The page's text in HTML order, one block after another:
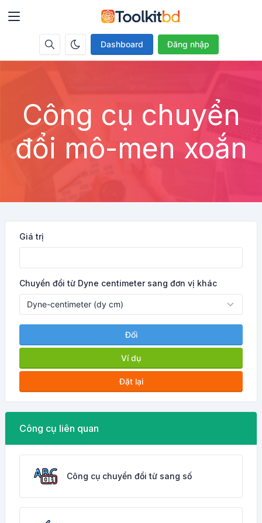
Dashboard Đăng nhập
Công cụ chuyển
đổi mô-men xoắn
Giá trị
Chuyển đổi từ Dyne centimeter sang đơn vị khác
Đổi
Ví dụ
Đặt lại
Công cụ liên quan
Công cụ chuyển đổi từ sang số